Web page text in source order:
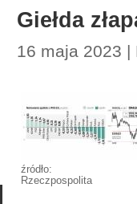
Giełda
16 maja 2023
źródło:
Rzeczpospolita